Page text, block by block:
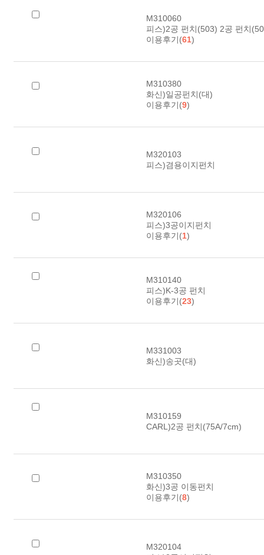
M310060
피스)2공 펀치(503) 2공 펀치
이용후기(61)
M310380
화신)일공펀치(대)
이용후기(9)
M320103
피스)겸용이지펀치
M320106
피스)3공이지펀치
이용후기(1)
M310140
피스)K-3공 펀치
이용후기(23)
M331003
화신)송곳(대)
M310159
CARL)2공 펀치(75A/7cm)
M310350
화신)3공 이동펀치
이용후기(8)
M320104